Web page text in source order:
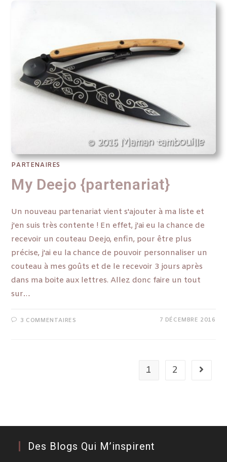
PARTENAIRES
My Deejo {partenariat}
Un nouveau partenariat vient s'ajouter à ma liste et
j'en suis très contente ! En effet, j'ai eu la chance de
recevoir un couteau Deejo, enfin, pour être plus
précise, j'ai eu la chance de pouvoir personnaliser un
couteau à mes goûts et de le recevoir 3 jours après
dans ma boite aux lettres. Allez donc faire un tout
sur…
3 COMMENTAIRES 7 DÉCEMBRE 2016
1 2
Des Blogs Qui M’inspirent